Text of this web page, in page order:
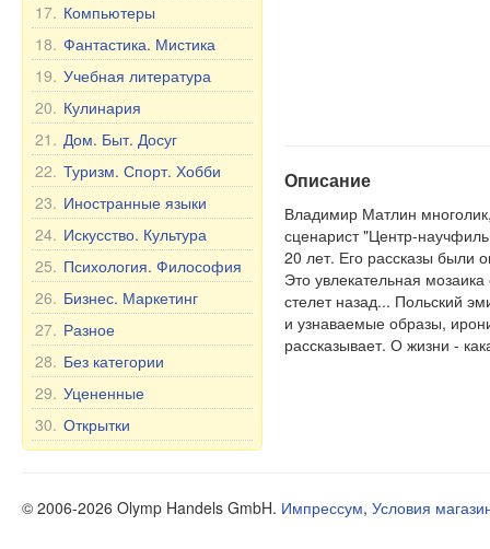
17. Компьютеры
18. Фантастика. Мистика
19. Учебная литература
20. Кулинария
21. Дом. Быт. Досуг
22. Туризм. Спорт. Хобби
23. Иностранные языки
24. Искусство. Культура
25. Психология. Философия
26. Бизнес. Маркетинг
27. Разное
28. Без категории
29. Уцененные
30. Открытки
Описание
Владимир Матлин
сценарист "Центр-
20 лет. Его рассказы были
Это увлекательная
стелет назад... Польский
и узнаваемые образы,
рассказывает. О жизни -
© 2006-2026 Olymp Handels GmbH. Импрессум, Условия